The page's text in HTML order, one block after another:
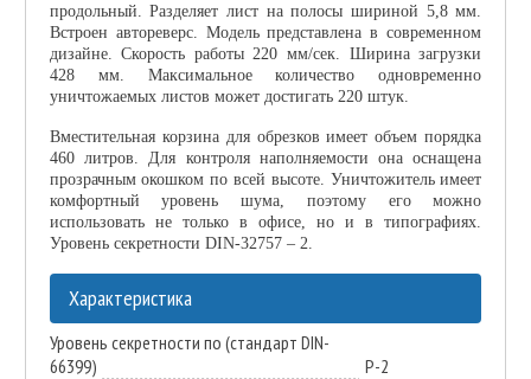
продольный. Разделяет лист на полосы шириной 5,8 мм.
Встроен автореверс. Модель представлена в современном
дизайне. Скорость работы 220 мм/сек. Ширина загрузки
428 мм. Максимальное количество одновременно
уничтожаемых листов может достигать 220 штук.
Вместительная корзина для обрезков имеет объем порядка
460 литров. Для контроля наполняемости она оснащена
прозрачным окошком по всей высоте. Уничтожитель имеет
комфортный уровень шума, поэтому его можно
использовать не только в офисе, но и в типографиях.
Уровень секретности DIN-32757 – 2.
Характеристика
Уровень секретности по (стандарт DIN-
66399)
P-2